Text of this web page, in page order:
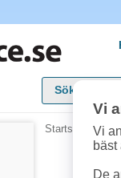
Startsida »
Vi
Vi
De